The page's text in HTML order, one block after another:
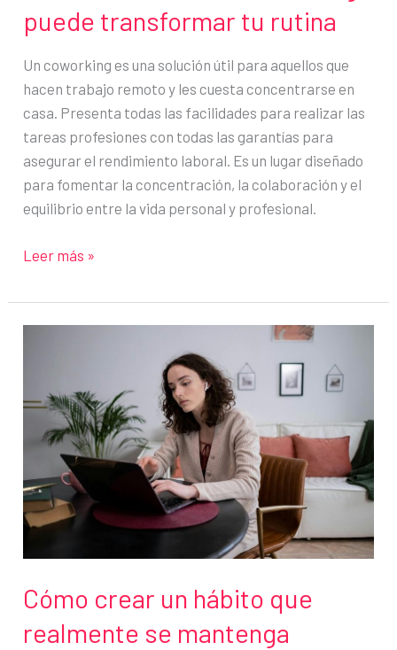
puede transformar tu rutina
Un coworking es una solución útil para aquellos que
hacen trabajo remoto y les cuesta concentrarse en
casa. Presenta todas las facilidades para realizar las
tareas profesiones con todas las garantías para
asegurar el rendimiento laboral. Es un lugar diseñado
para fomentar la concentración, la colaboración y el
equilibrio entre la vida personal y profesional.
¿Trabajas
casa?
Descubre
coworking
puede
transformar
rutina
Leer más »
Cómo crear un hábito que
realmente se mantenga